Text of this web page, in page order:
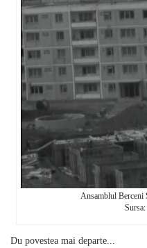
Ansamblul Berceni
Sursa:
Du povestea mai departe...